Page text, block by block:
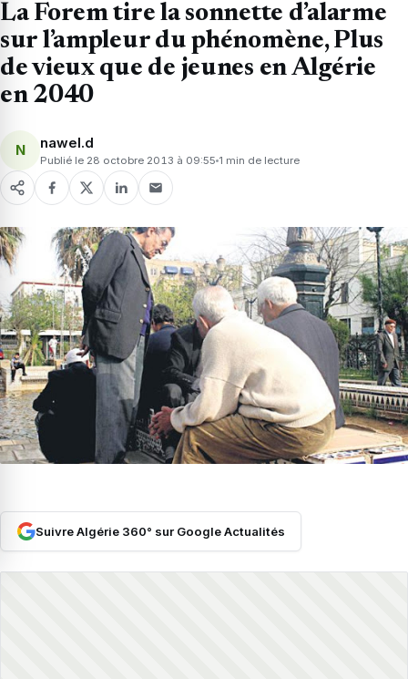
La Forem tire la sonnette d’alarme
sur l’ampleur du phénomène, Plus
de vieux que de jeunes en Algérie
en 2040
N nawel.d
Publié le 28 octobre 2013 à 09:55 1 min de lecture
Suivre Algérie 360° sur Google Actualités